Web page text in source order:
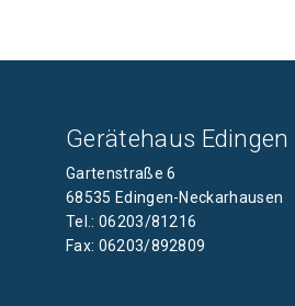
Gerätehaus Edingen
Gartenstraße 6
68535 Edingen-Neckarhausen
Tel.: 06203/81216
Fax: 06203/892809